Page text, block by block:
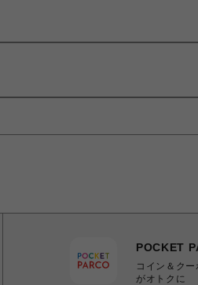
POCKET
コイン＆ク
がオトクに